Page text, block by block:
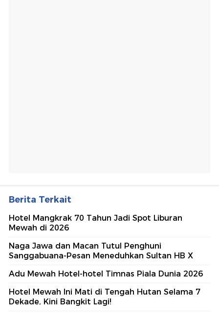
Berita Terkait
Hotel Mangkrak 70 Tahun Jadi Spot Liburan
Mewah di 2026
Naga Jawa dan Macan Tutul Penghuni
Sanggabuana-Pesan Meneduhkan Sultan HB X
Adu Mewah Hotel-hotel Timnas Piala Dunia 2026
Hotel Mewah Ini Mati di Tengah Hutan Selama 7
Dekade, Kini Bangkit Lagi!